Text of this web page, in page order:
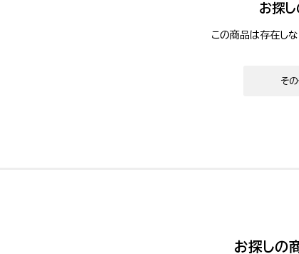
お探し
この商品は存在し
そ
お探しの